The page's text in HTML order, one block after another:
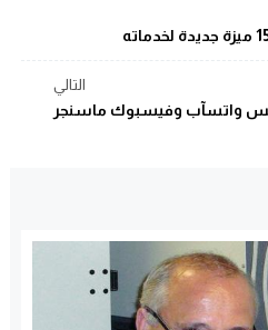
التالي
واتسآب وفيسبوك ماسنجر